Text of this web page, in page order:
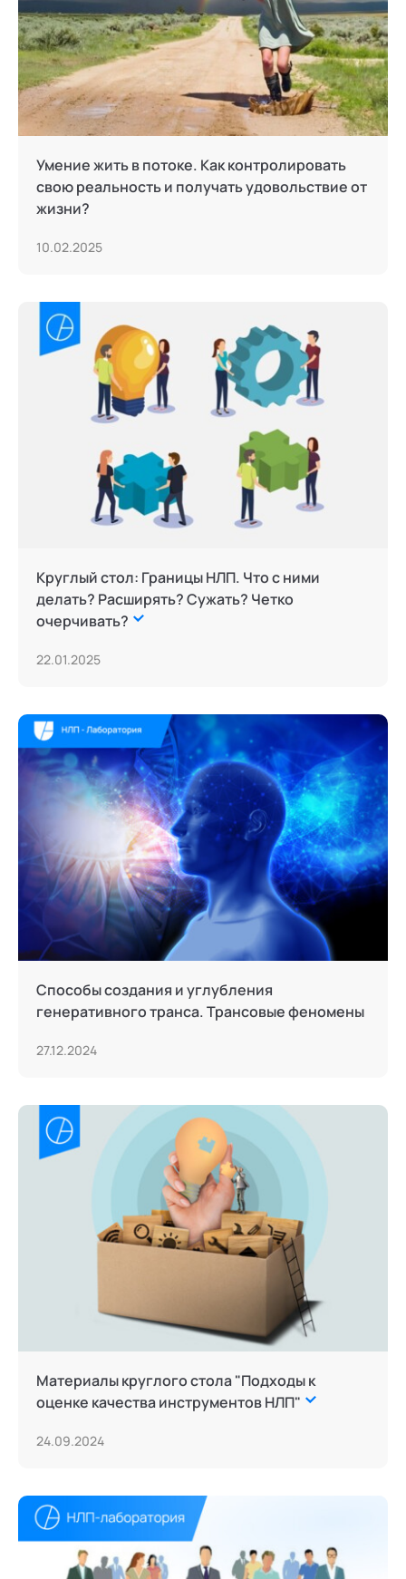
Умение жить в потоке. Как контролировать
свою реальность и получать удовольствие от
жизни?
10.02.2025
Круглый стол: Границы НЛП. Что с ними
делать? Расширять? Сужать? Четко
очерчивать?
22.01.2025
Способы создания и углубления
генеративного транса. Трансовые феномены
27.12.2024
Материалы круглого стола "Подходы к
оценке качества инструментов НЛП"
24.09.2024